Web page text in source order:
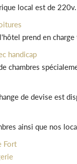
local est de
prend en
handicap
chambres
de devise est
ainsi que nos
Fort